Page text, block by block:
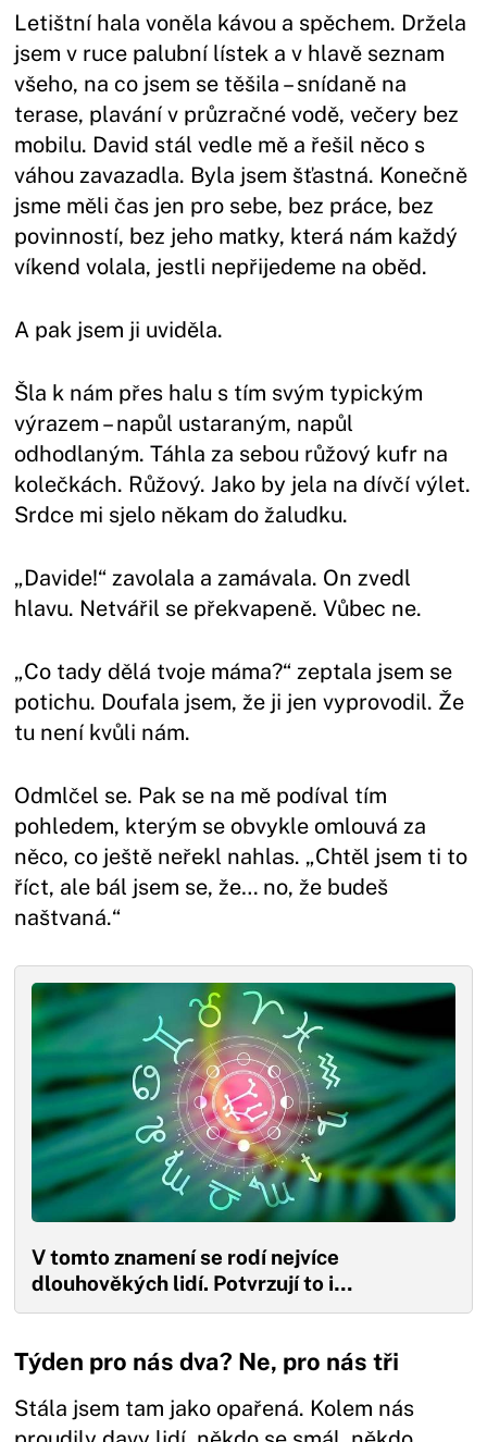
Letištní hala voněla kávou a spěchem. Držela
jsem v ruce palubní lístek a v hlavě seznam
všeho, na co jsem se těšila – snídaně na
terase, plavání v průzračné vodě, večery bez
mobilu. David stál vedle mě a řešil něco s
váhou zavazadla. Byla jsem šťastná. Konečně
jsme měli čas jen pro sebe, bez práce, bez
povinností, bez jeho matky, která nám každý
víkend volala, jestli nepřijedeme na oběd.
A pak jsem ji uviděla.
Šla k nám přes halu s tím svým typickým
výrazem – napůl ustaraným, napůl
odhodlaným. Táhla za sebou růžový kufr na
kolečkách. Růžový. Jako by jela na dívčí výlet.
Srdce mi sjelo někam do žaludku.
„Davide!“ zavolala a zamávala. On zvedl
hlavu. Netvářil se překvapeně. Vůbec ne.
„Co tady dělá tvoje máma?“ zeptala jsem se
potichu. Doufala jsem, že ji jen vyprovodil. Že
tu není kvůli nám.
Odmlčel se. Pak se na mě podíval tím
pohledem, kterým se obvykle omlouvá za
něco, co ještě neřekl nahlas. „Chtěl jsem ti to
říct, ale bál jsem se, že… no, že budeš
naštvaná.“
V tomto znamení se rodí nejvíce
dlouhověkých lidí. Potvrzují to i…
Týden pro nás dva? Ne, pro nás tři
Stála jsem tam jako opařená. Kolem nás